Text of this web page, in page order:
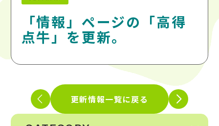
「情報」ページの「高得
点牛」を更新。
更新情報一覧に戻る